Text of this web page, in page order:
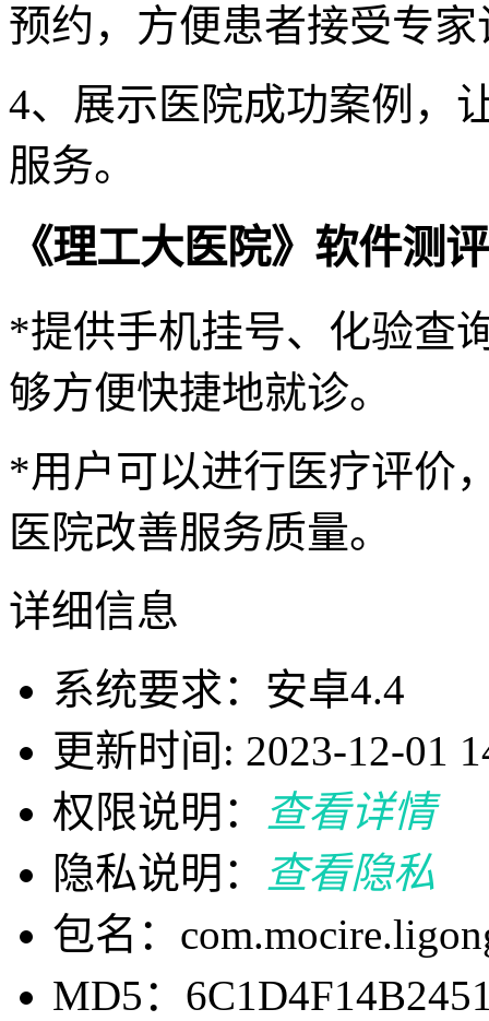
预约，方便患者接受专家
4、展示医院成功案例，
服务。
《理工大医院》软件测
*提供手机挂号、化验查
够方便快捷地就诊。
*用户可以进行医疗评价
医院改善服务质量。
详细信息
系统要求：安卓4.4
更新时间: 2023-12-01
权限说明：
查看详情
隐私说明：
查看隐私
包名：
MD5：